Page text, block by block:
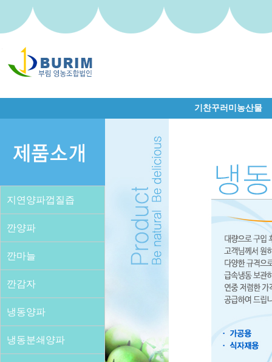
기찬꾸러미농산물
지연양파껍질즙
깐양파
깐마늘
깐감자
냉동양파
냉동분쇄양파